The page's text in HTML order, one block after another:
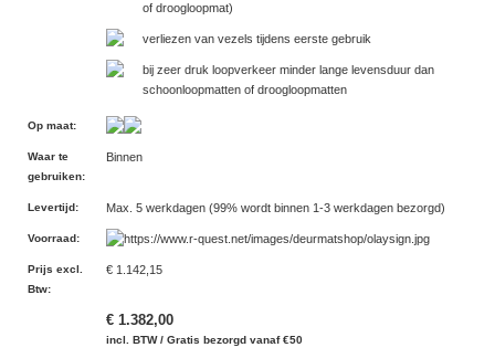
of droogloopmat)
verliezen van vezels tijdens eerste gebruik
bij zeer druk loopverkeer minder lange levensduur dan
schoonloopmatten of droogloopmatten
Op maat:
Waar te
gebruiken:
Binnen
Levertijd : Max. 5 werkdagen (99% wordt binnen 1-3 werkdagen bezorgd)
Voorraad :
Prijs excl.
Btw:
€ 1.142,15
€ 1.382,00
incl. BTW / Gratis bezorgd vanaf €50